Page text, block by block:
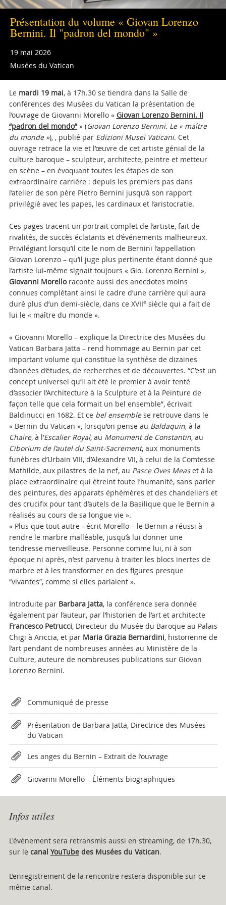
Présentation du volume « Giovan Lorenzo
Bernini. Il "padron del mondo" »
19 mai 2026
Musées du Vatican
Lemardi 19 mai, à 17h.30 se tiendra dans la Salle de
conférences des Musées du Vatican la présentation de
l’ouvrage de Giovanni Morello « Giovan Lorenzo Bernini. Il
“padron del mondo”» (Giovan Lorenzo Bernini. Le « maître
du monde »), , publié par Edizioni Musei Vaticani. Cet
ouvrage retrace la vie et l’œuvre de cet artiste génial de la
culture baroque – sculpteur, architecte, peintre et metteur
en scène – en évoquant toutes les étapes de son
extraordinaire carrière : depuis les premiers pas dans
l’atelier de son père Pietro Bernini jusqu’à son rapport
privilégié avec les papes, les cardinaux et l’aristocratie.
Ces pages tracent un portrait complet de l’artiste, fait de
rivalités, de succès éclatants et d’événements malheureux.
Privilégiant lorsqu’il cite le nom de Bernini l’appellation
Giovan Lorenzo – qu’il juge plus pertinente étant donné que
l’artiste lui-même signait toujours « Gio. Lorenzo Bernini »,
Giovanni Morelloraconte aussi des anecdotes moins
connues complétant ainsi le cadre d’une carrière qui aura
duré plus d’un demi-siècle, dans ce XVIIesiècle qui a fait de
lui le « maître du monde ».
« Giovanni Morello – explique la Directrice des Musées du
Vatican Barbara Jatta – rend hommage au Bernin par cet
important volume qui constitue la synthèse de dizaines
d’années d’études, de recherches et de découvertes. “C’est un
concept universel qu’il ait été le premier à avoir tenté
d’associer l’Architecture à la Sculpture et à la Peinture de
façon telle que cela formait un bel ensemble”, écrivait
Baldinucci en 1682. Et ce bel ensemblese retrouve dans le
« Bernin du Vatican », lorsqu’on pense au Baldaquin, à la
Chaire, à l’Escalier Royal,au Monument de Constantin, au
Ciborium de l’autel du Saint-Sacrement, aux monuments
funèbres d’Urbain VIII, d’Alexandre VII, à celui de la Comtesse
Mathilde, aux pilastres de la nef, au Pasce Oves Measet à la
place extraordinaire qui étreint toute l’humanité, sans parler
des peintures, des apparats éphémères et des chandeliers et
des crucifix pour tant d’autels de la Basilique que le Bernin a
réalisés au cours de sa longue vie ».
« Plus que tout autre - écrit Morello – le Bernin a réussi à
rendre le marbre malléable, jusqu’à lui donner une
tendresse merveilleuse. Personne comme lui, ni à son
époque ni après, n’est parvenu à traiter les blocs inertes de
marbre et à les transformer en des figures presque
“vivantes”, comme si elles parlaient ».
Introduite par Barbara Jatta, la conférence sera donnée
également par l’auteur, par l’historien de l’art et architecte
Francesco Petrucci, Directeur du Musée du Baroque au Palais
Chigi à Ariccia, et par Maria Grazia Bernardini, historienne de
l’art pendant de nombreuses années au Ministère de la
Culture, auteure de nombreuses publications sur Giovan
Lorenzo Bernini.
Attachments
Communiqué de presse
Présentation de Barbara Jatta, Directrice des Musées
du Vatican
Les anges du Bernin – Extrait de l’ouvrage
Giovanni Morello – Éléments biographiques
Infos utiles
L'événement sera retransmis aussi en streaming, de 17h.30,
sur le canal YouTubedes Musées du Vatican.
L’enregistrement de la rencontre restera disponible sur ce
même canal.